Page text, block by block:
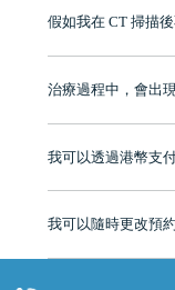
牌」、「2025香港企
至今已服務超過三十
有咨詢及服務保障中
假如我在 CT 掃描
治療過程中，會出
我可以透過港幣支
可以。維港口腔會按
我可以隨時更改預